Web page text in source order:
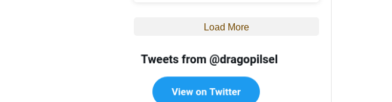
Load More